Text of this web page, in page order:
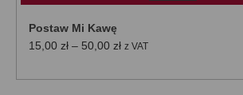
Postaw Mi Kawę
15,00 zł – 50,00 złZakres
od
z VAT